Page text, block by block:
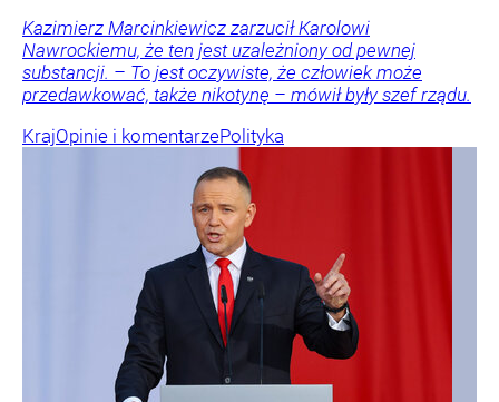
Kazimierz Marcinkiewicz zarzucił Karolowi
Nawrockiemu, że ten jest uzależniony od pewnej
substancji. – To jest oczywiste, że człowiek może
przedawkować, także nikotynę – mówił były szef rządu.
KrajOpinie i komentarzePolityka